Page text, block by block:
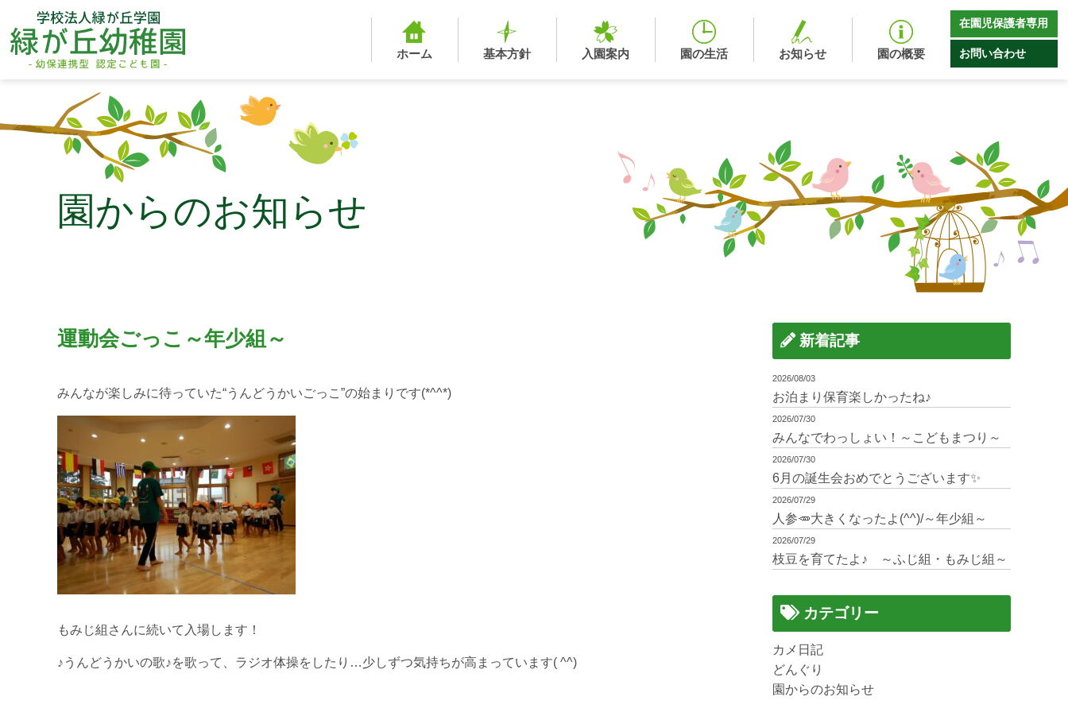
ホーム 基本方針 入園案内 園の生活 お知らせ 園の概要
在園児保護者専用
お問い合わせ
園からのお知らせ
運動会ごっこ～年少組～
みんなが楽しみに待っていた“うんどうかいごっこ”の始まりです(*^^*)
もみじ組さんに続いて入場します！
♪うんどうかいの歌♪を歌って、ラジオ体操をしたり…少しずつ気持ちが高まっています( ^^)
新着記事
2026/08/03
お泊まり保育楽しかったね♪
2026/07/30
みんなでわっしょい！～こどもまつり～
2026/07/30
6月の誕生会おめでとうございます✨
2026/07/29
人参🥕大きくなったよ(^^)/～年少組～
2026/07/29
枝豆を育てたよ♪ ～ふじ組・もみじ組～
カテゴリー
カメ日記
どんぐり
園からのお知らせ